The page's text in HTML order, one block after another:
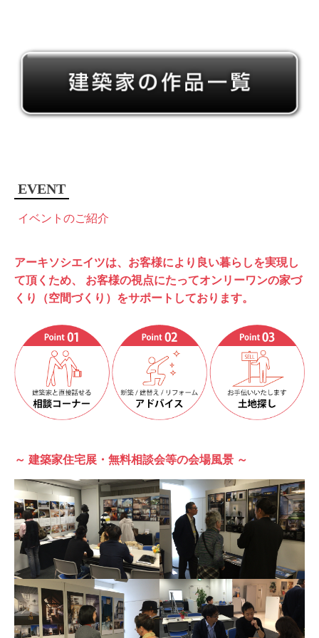
EVENT
イベントのご紹介
アーキソシエイツは、お客様により良い暮らしを実現し
て頂くため、
お客様の視点にたってオンリーワンの家づ
くり（空間づくり）をサポートしております。
～ 建築家住宅展・無料相談会等の会場⾵景 ～